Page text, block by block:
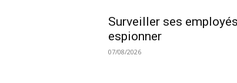
Surveiller ses
espionner
07/08/2026